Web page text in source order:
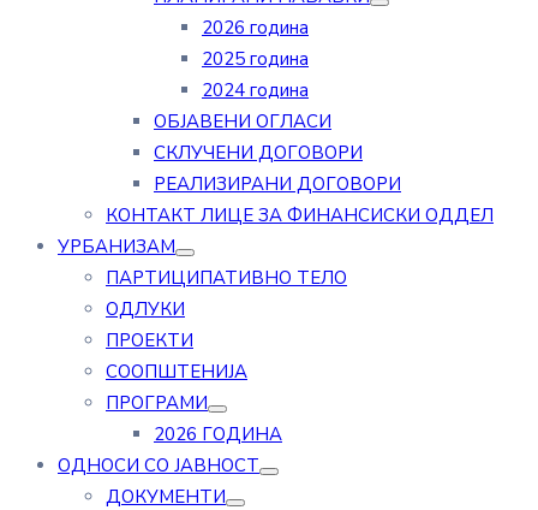
2026 година
2025 година
2024 година
ОБЈАВЕНИ ОГЛАСИ
СКЛУЧЕНИ ДОГОВОРИ
РЕАЛИЗИРАНИ ДОГОВОРИ
КОНТАКТ ЛИЦЕ ЗА ФИНАНСИСКИ ОДДЕЛ
УРБАНИЗАМ
ПАРТИЦИПАТИВНО ТЕЛО
ОДЛУКИ
ПРОЕКТИ
СООПШТЕНИЈА
ПРОГРАМИ
2026 ГОДИНА
ОДНОСИ СО ЈАВНОСТ
ДОКУМЕНТИ